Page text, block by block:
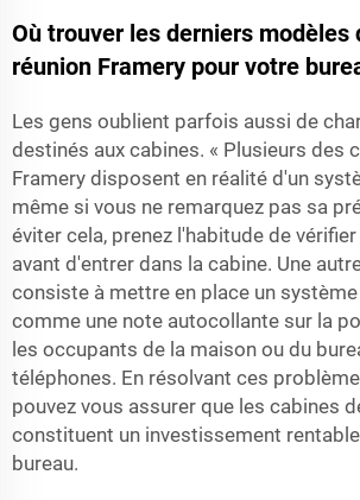
Où trouver les derniers modèles
réunion Framery pour votre
Les gens oublient parfois aussi de
destinés aux cabines. « Plusieurs des
Framery disposent en réalité d'un
même si vous ne remarquez pas sa
éviter cela, prenez l'habitude de
avant d'entrer dans la cabine. Une
consiste à mettre en place un
comme une note autocollante sur la
les occupants de la maison ou du
téléphones. En résolvant ces
pouvez vous assurer que les cabines
constituent un investissement
bureau.